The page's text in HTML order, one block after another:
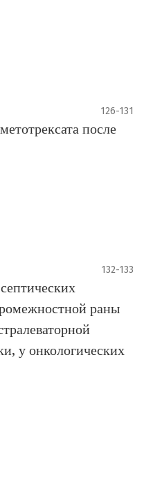
126-131
после
132-133
раны
у онкологических